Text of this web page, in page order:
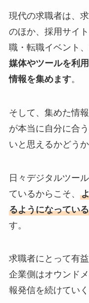
現代の求職者は、
のほか、採用サイ
職・転職イベント
媒体やツールを利
情報を集めます。
そして、集めた情
が本当に自分に合
いと思えるかどう
日々デジタルツー
ているからこそ、
るようになっている
す。
求職者にとって有
企業側はオウンド
報発信を続けてい